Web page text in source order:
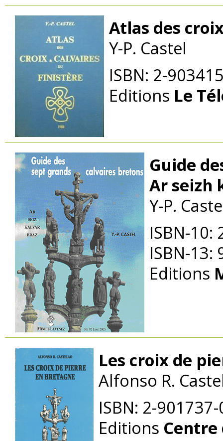
Atlas des
Y-P. Castel
ISBN: 2-
Editions Le
Guide
Ar seizh
Y-P.
ISBN-10:
ISBN-13:
Editions
Les croix de
Alfonso R.
ISBN: 2-
Editions Centre